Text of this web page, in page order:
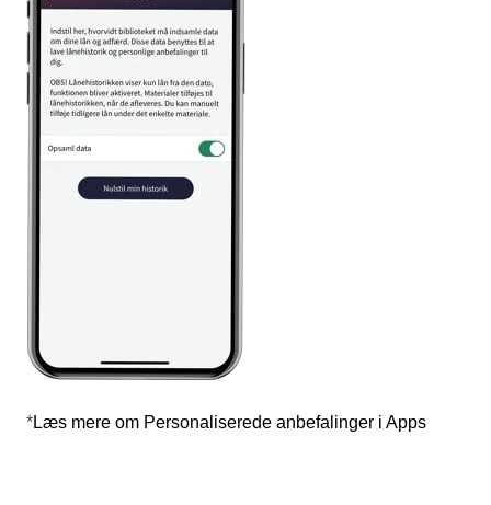
*Læs mere om Personaliserede anbefalinger i Apps